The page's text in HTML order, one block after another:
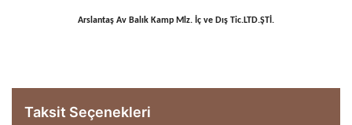
Arslantaş Av Balık Kamp Mlz. İç ve Dış Tic.LTD.ŞTİ.
Taksit Seçenekleri